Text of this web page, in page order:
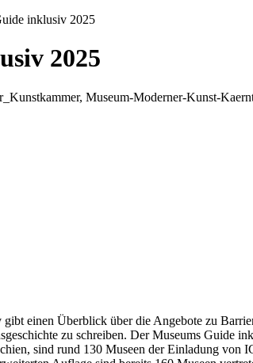
inklusiv 2025
2025
Museum-Moderner-Kunst-
einen Überblick über die Angebote zu
zu schreiben. Der Museums Guide
sind rund 130 Museen der Einladung